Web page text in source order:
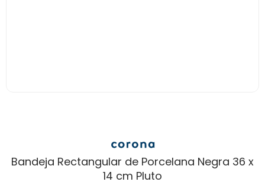
Bandeja Rectangular de Porcelana Negra 36 x
14 cm Pluto